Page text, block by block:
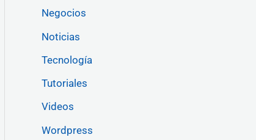
Negocios
Noticias
Tecnología
Tutoriales
Videos
Wordpress